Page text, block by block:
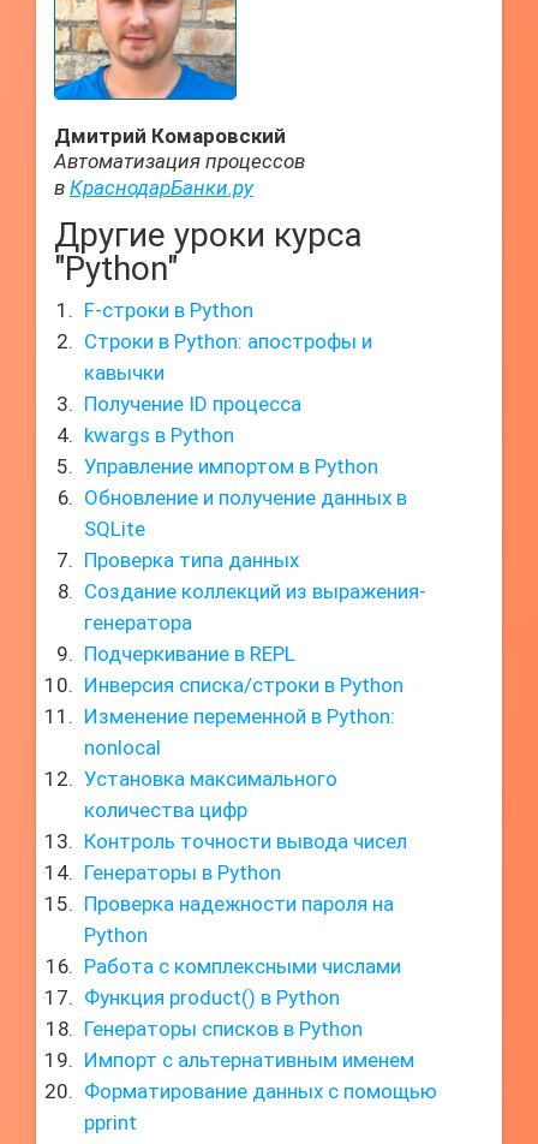
Дмитрий Комаровский
Автоматизация процессов
в КраснодарБанки.ру
Другие уроки курса
"Python"
F-строки в Python
Строки в Python: апострофы и
кавычки
Получение ID процесса
kwargs в Python
Управление импортом в Python
Обновление и получение данных в
SQLite
Проверка типа данных
Создание коллекций из выражения-
генератора
Подчеркивание в REPL
Инверсия списка/строки в Python
Изменение переменной в Python:
nonlocal
Установка максимального
количества цифр
Контроль точности вывода чисел
Генераторы в Python
Проверка надежности пароля на
Python
Работа с комплексными числами
Функция product() в Python
Генераторы списков в Python
Импорт с альтернативным именем
Форматирование данных с помощью
pprint